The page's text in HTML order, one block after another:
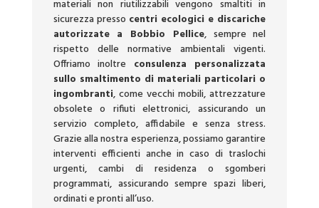
materiali non riutilizzabili vengono smaltiti in
sicurezza presso centri ecologici e discariche
autorizzate a Bobbio Pellice, sempre nel
rispetto delle normative ambientali vigenti.
Offriamo inoltre consulenza personalizzata
sullo smaltimento di materiali particolari o
ingombranti, come vecchi mobili, attrezzature
obsolete o rifiuti elettronici, assicurando un
servizio completo, affidabile e senza stress.
Grazie alla nostra esperienza, possiamo garantire
interventi efficienti anche in caso di traslochi
urgenti, cambi di residenza o sgomberi
programmati, assicurando sempre spazi liberi,
ordinati e pronti all’uso.